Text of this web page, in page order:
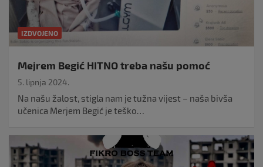
IZDVOJENO
Mejrem Begić HITNO treba našu pomoć
5. lipnja 2024.
Na našu žalost, stigla nam je tužna vijest – naša bivša
učenica Merjem Begić je teško…